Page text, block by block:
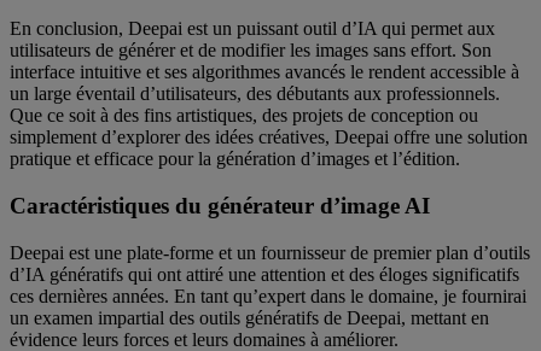
En conclusion, Deepai est un puissant outil d’IA qui permet aux
utilisateurs de générer et de modifier les images sans effort. Son
interface intuitive et ses algorithmes avancés le rendent accessible à
un large éventail d’utilisateurs, des débutants aux professionnels.
Que ce soit à des fins artistiques, des projets de conception ou
simplement d’explorer des idées créatives, Deepai offre une solution
pratique et efficace pour la génération d’images et l’édition.
Caractéristiques du générateur d’image AI
Deepai est une plate-forme et un fournisseur de premier plan d’outils
d’IA génératifs qui ont attiré une attention et des éloges significatifs
ces dernières années. En tant qu’expert dans le domaine, je fournirai
un examen impartial des outils génératifs de Deepai, mettant en
évidence leurs forces et leurs domaines à améliorer.